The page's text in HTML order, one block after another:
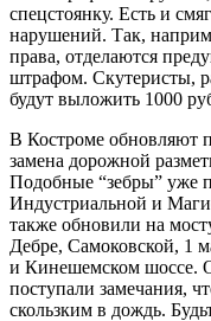
спецстоянку. Есть и
нарушений. Так,
права, отделаются
штрафом. Скутеристы,
будут выложить 1000
В Костроме обновляют
замена дорожной
Подобные “зебры” уже
Индустриальной и
также обновили на
Дебре, Самоковской, 1
и Кинешемском шоссе.
поступали замечания,
скользким в дождь.